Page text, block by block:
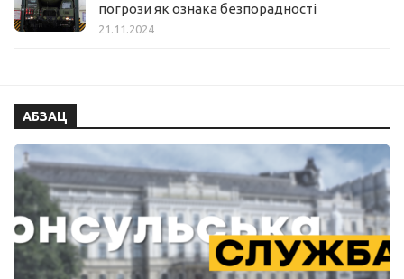
погрози як ознака безпорадності
21.11.2024
АБЗАЦ